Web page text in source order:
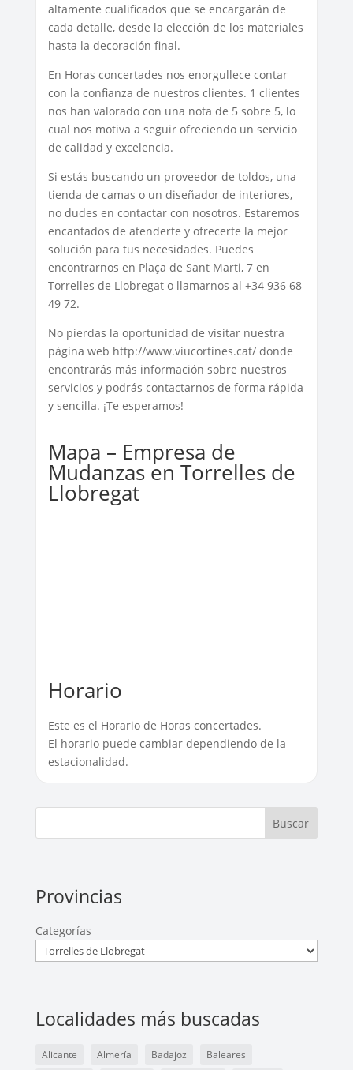
altamente cualificados que se encargarán de
cada detalle, desde la elección de los materiales
hasta la decoración final.
En Horas concertades nos enorgullece contar
con la confianza de nuestros clientes. 1 clientes
nos han valorado con una nota de 5 sobre 5, lo
cual nos motiva a seguir ofreciendo un servicio
de calidad y excelencia.
Si estás buscando un proveedor de toldos, una
tienda de camas o un diseñador de interiores,
no dudes en contactar con nosotros. Estaremos
encantados de atenderte y ofrecerte la mejor
solución para tus necesidades. Puedes
encontrarnos en Plaça de Sant Marti, 7 en
Torrelles de Llobregat o llamarnos al +34 936 68
49 72.
No pierdas la oportunidad de visitar nuestra
página web http://www.viucortines.cat/ donde
encontrarás más información sobre nuestros
servicios y podrás contactarnos de forma rápida
y sencilla. ¡Te esperamos!
Mapa – Empresa de
Mudanzas en Torrelles de
Llobregat
Horario
Este es el Horario de Horas concertades.
El horario puede cambiar dependiendo de la
estacionalidad.
Buscar
Provincias
Categorías
Localidades más buscadas
Alicante Almería Badajoz Baleares